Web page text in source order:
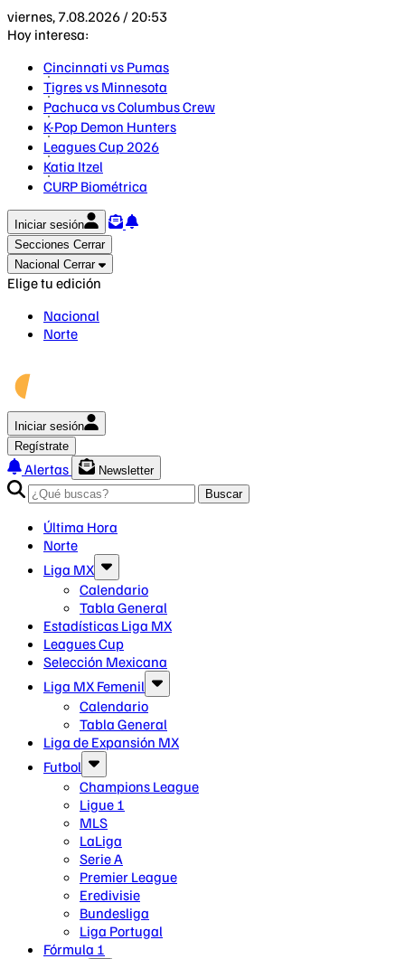
viernes, 7.08.2026 / 20:53
Hoy interesa:
Cincinnati vs Pumas
Tigres vs Minnesota
Pachuca vs Columbus Crew
K-Pop Demon Hunters
Leagues Cup 2026
Katia Itzel
CURP Biométrica
Iniciar sesión
Secciones Cerrar
Nacional Cerrar
Elige tu edición
Nacional
Norte
Iniciar sesión
Regístrate
Alertas
Newsletter
Buscar
Última Hora
Norte
Liga MX
Calendario
Tabla General
Estadísticas Liga MX
Leagues Cup
Selección Mexicana
Liga MX Femenil
Calendario
Tabla General
Liga de Expansión MX
Futbol
Champions League
Ligue 1
MLS
LaLiga
Serie A
Premier League
Eredivisie
Bundesliga
Liga Portugal
Fórmula 1